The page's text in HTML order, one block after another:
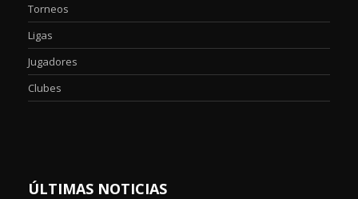
Torneos
Ligas
Jugadores
Clubes
ÚLTIMAS NOTICIAS